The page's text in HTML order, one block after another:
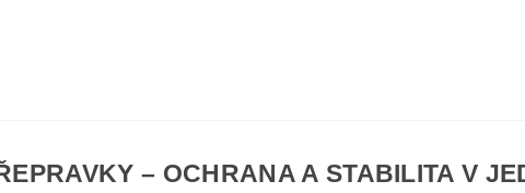
– OCHRANA A STABILITA V